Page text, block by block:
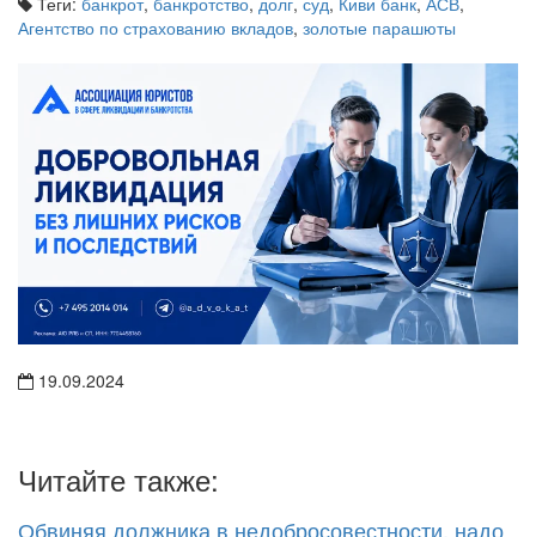
Теги:банкрот,банкротство,долг, суд,Киви банк,АСВ
Читайте также: